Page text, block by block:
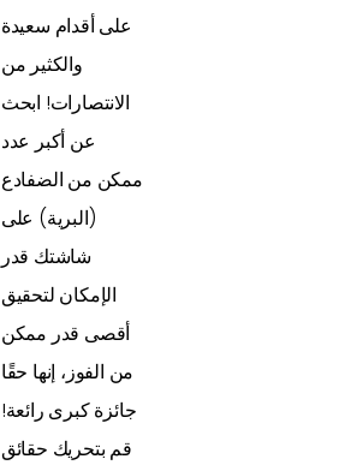
على أقدام سعيدة
والكثير من
الانتصارات! ابحث
عن أكبر عدد
ممكن من الضفادع
(البرية) على
شاشتك قدر
الإمكان لتحقيق
أقصى قدر ممكن
من الفوز، إنها حقًا
جائزة كبرى رائعة!
قم بتحريك حقائق